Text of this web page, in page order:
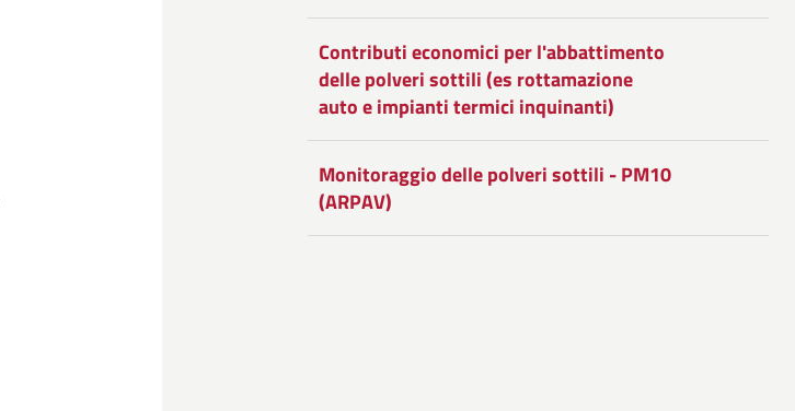
Contributi economici per l'abbattimento
delle polveri sottili (es rottamazione
auto e impianti termici inquinanti)
Monitoraggio delle polveri sottili - PM10
(ARPAV)